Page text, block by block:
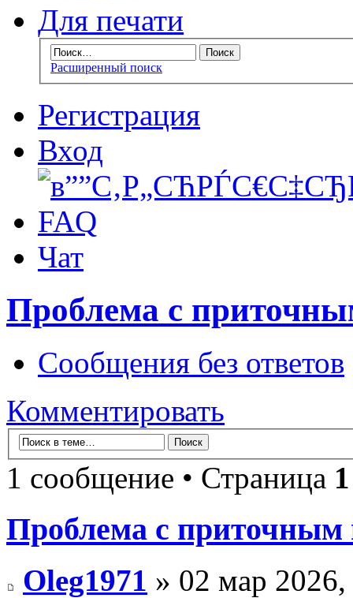
Для печати
Расширенный поиск
Регистрация
Вход
FAQ
Чат
Проблема с
Сообщения без ответов
Комментировать
1 сообщение • Страница 1
Проблема с приточным
Oleg1971 » 02 мар